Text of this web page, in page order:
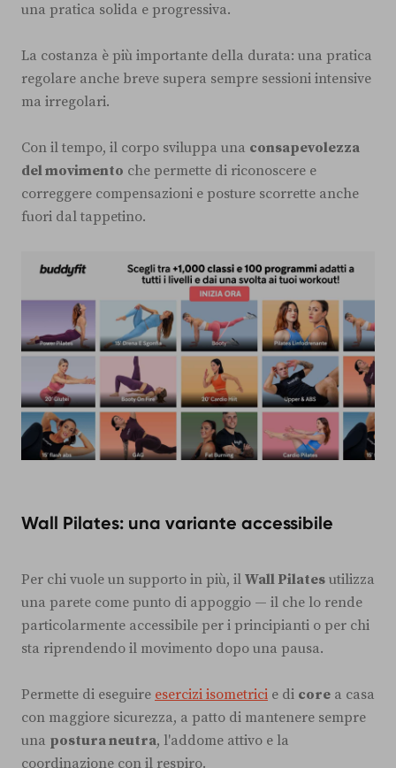
una pratica solida e progressiva.
La costanza è più importante della durata: una pratica
regolare anche breve supera sempre sessioni intensive
ma irregolari.
Con il tempo, il corpo sviluppa una consapevolezza
del movimento che permette di riconoscere e
correggere compensazioni e posture scorrette anche
fuori dal tappetino.
Wall Pilates: una variante accessibile
Per chi vuole un supporto in più, il Wall Pilates utilizza
una parete come punto di appoggio — il che lo rende
particolarmente accessibile per i principianti o per chi
sta riprendendo il movimento dopo una pausa.
Permette di eseguire esercizi isometrici e di core a casa
con maggiore sicurezza, a patto di mantenere sempre
una postura neutra, l'addome attivo e la
coordinazione con il respiro.